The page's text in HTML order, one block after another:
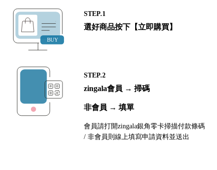
STEP.1
選好商品按下【立即購買】
STEP.2
zingala會員 → 掃碼
非會員 → 填單
會員請打開zingala銀角零卡掃描付款條碼
/ 非會員則線上填寫申請資料並送出